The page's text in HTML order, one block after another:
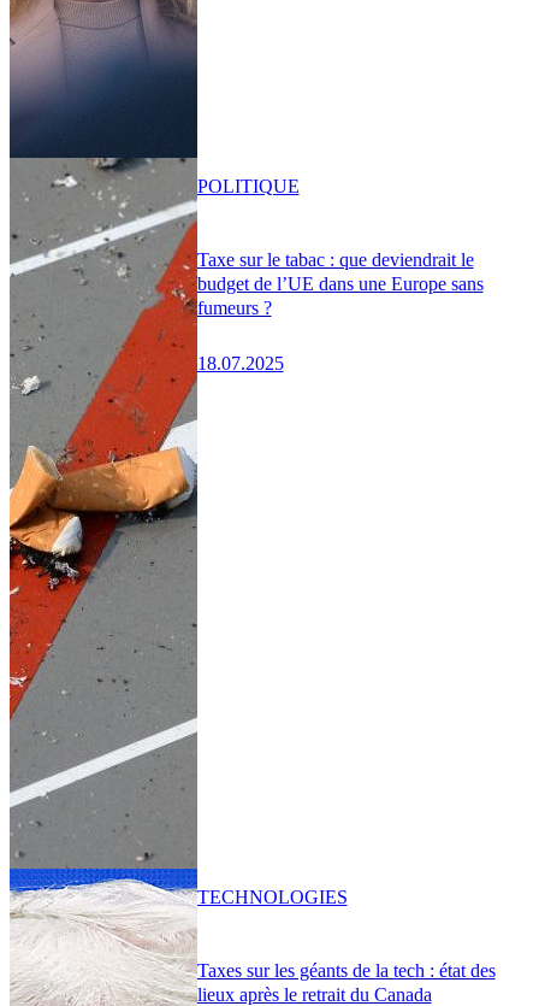
Taxe sur le tabac : que deviendrait le
budget de l’UE dans une Europe sans
fumeurs ?
18.07.2025
POLITIQUE
Taxes sur les géants de la tech : état des
lieux après le retrait du Canada
TECHNOLOGIES